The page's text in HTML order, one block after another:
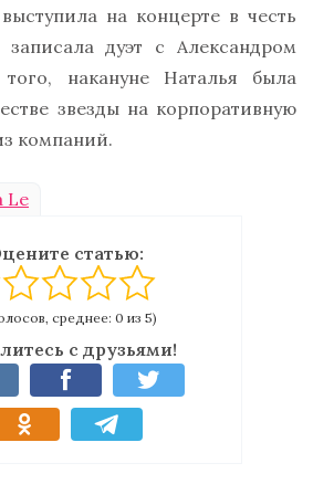
на концерте в честь
дуэт с Александром
накануне Наталья была
звезды на корпоративную
компаний.
Le
статью:
среднее: 0 из 5)
с друзьями!